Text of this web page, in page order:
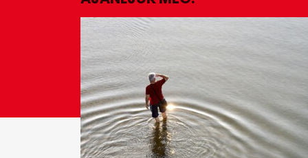
secondsVolume
0%